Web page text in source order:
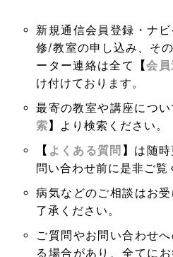
新規通信会員登録・ナ
修/教室の申し込み、そ
ーター連絡は全て
【会
け付けております。
最寄の教室や講座につい
索】 より検索ください。
【 よくある質問 】 は随
問い合わせ前に是非ご覧
病気などのご相談はお
了承ください。
ご質問やお問い合わせ
る場合があり、全てに